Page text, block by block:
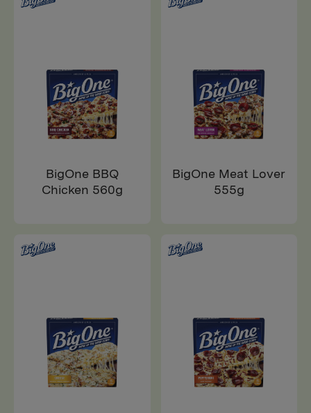
BigOne BBQ
Chicken 560g
BigOne Meat Lover
555g